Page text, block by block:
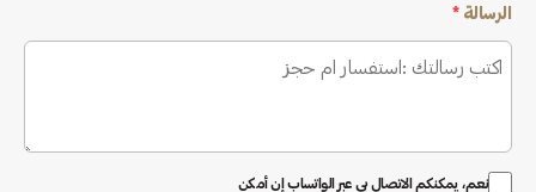
الرسالة *
نعم، يمكنكم الاتصال بي عبر الواتساب إن أمكن